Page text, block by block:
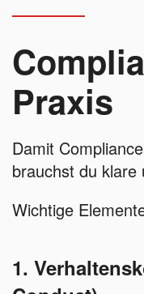
Praxis
Damit
brauchst du klare
Wichtige
1.